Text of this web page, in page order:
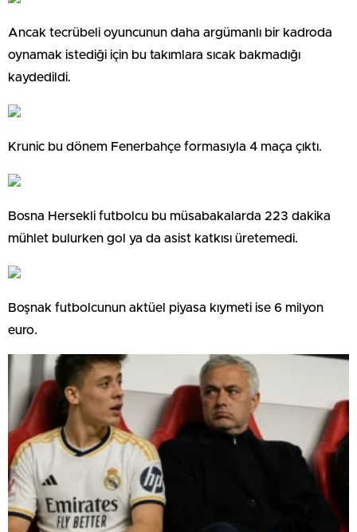
Ancak tecrübeli oyuncunun daha argümanlı bir kadroda
oynamak istediği için bu takımlara sıcak bakmadığı
kaydedildi.
Krunic bu dönem Fenerbahçe formasıyla 4 maça çıktı.
Bosna Hersekli futbolcu bu müsabakalarda 223 dakika
mühlet bulurken gol ya da asist katkısı üretemedi.
Boşnak futbolcunun aktüel piyasa kıymeti ise 6 milyon
euro.